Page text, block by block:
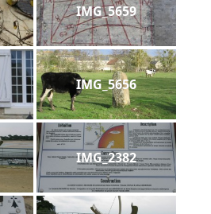
IMG_5659
IMG_5656
IMG_2382